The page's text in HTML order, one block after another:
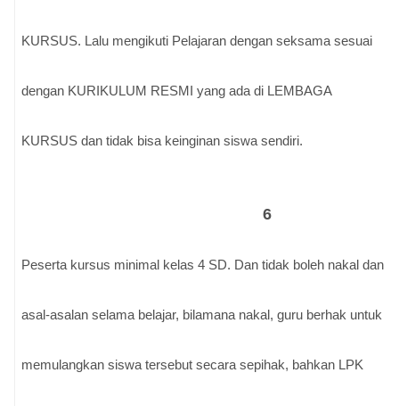
KURSUS. Lalu mengikuti Pelajaran dengan seksama sesuai
dengan KURIKULUM RESMI yang ada di LEMBAGA
KURSUS dan tidak bisa keinginan siswa sendiri.
6
Peserta kursus minimal kelas 4 SD. Dan tidak boleh nakal dan
asal-asalan selama belajar, bilamana nakal, guru berhak untuk
memulangkan siswa tersebut secara sepihak, bahkan LPK